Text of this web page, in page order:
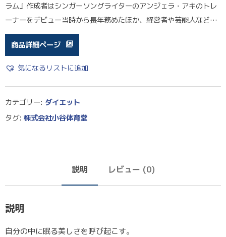
ラム』作成者はシンガーソングライターのアンジェラ・アキのトレ
ーナーをデビュー当時から長年務めたほか、経営者や芸能人など…
商品詳細ページ
気になるリストに追加
カテゴリー: ダイエット
タグ: 株式会社小谷体育堂
説明 レビュー (0)
説明
自分の中に眠る美しさを呼び起こす。